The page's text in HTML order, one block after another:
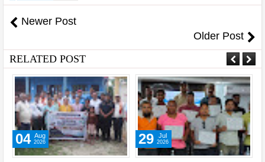
Newer Post
Older Post
RELATED POST
04 Aug
2026 29 Jul
2026